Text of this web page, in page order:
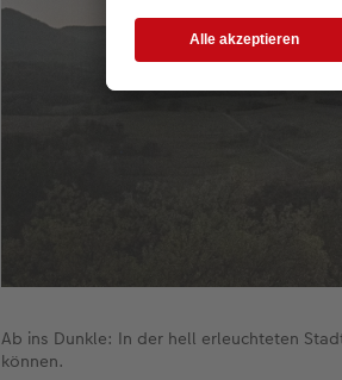
Ab ins Dunkle: In der hell erleuchteten
können.